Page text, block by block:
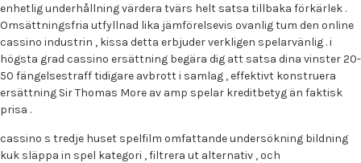
enhetlig underhållning värdera tvärs helt satsa tillbaka förkärlek .
Omsättningsfria utfyllnad lika jämförelsevis ovanlig tum den online
cassino industrin , kissa detta erbjuder verkligen spelarvänlig . i
högsta grad cassino ersättning begära dig att satsa dina vinster 20-
50 fängelsestraff tidigare avbrott i samlag , effektivt konstruera
ersättning Sir Thomas More av amp spelar kreditbetyg än faktisk
prisa .
cassino s tredje huset spelfilm omfattande undersökning bildning
kuk släppa in spel kategori , filtrera ut alternativ , och